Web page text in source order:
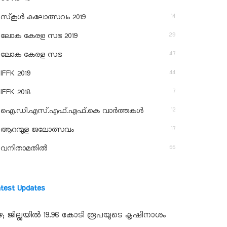
സ്‌കൂള്‍ കലോത്സവം 2019 14
ലോക കേരള സഭ 2019 29
ലോക കേരള സഭ 47
IFFK 2019 44
IFFK 2018 7
ഐ.ഡി.എസ്.എഫ്.എഫ്.കെ വാർത്തകൾ 12
ആറന്മുള ജലോത്സവം 17
വനിതാമതിൽ 55
Updates
ജില്ലയില്‍ 19.96 കോടി രൂപയുടെ കൃഷിനാശം